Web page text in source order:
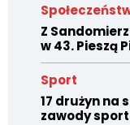
Z
w 43. Pieszą
Sport
17 drużyn na
zawody